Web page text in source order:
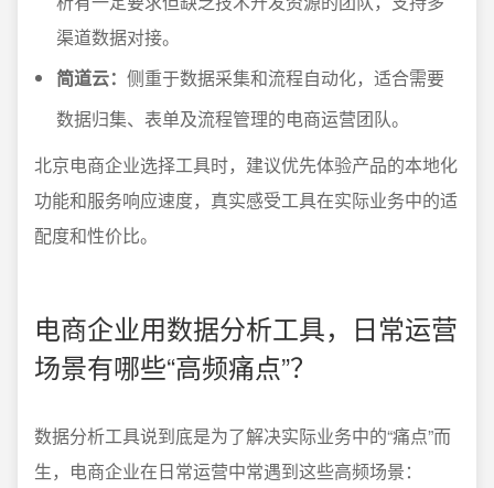
渠道数据对接。
简道云： 侧重于数据采集和流程自动化，适合需要
数据归集、表单及流程管理的电商运营团队。
北京电商企业选择工具时，建议优先体验产品的本地化
功能和服务响应速度，真实感受工具在实际业务中的适
配度和性价比。
电商企业用数据分析工具，日常运营
场景有哪些“高频痛点”？
数据分析工具说到底是为了解决实际业务中的“痛点”而
生，电商企业在日常运营中常遇到这些高频场景：